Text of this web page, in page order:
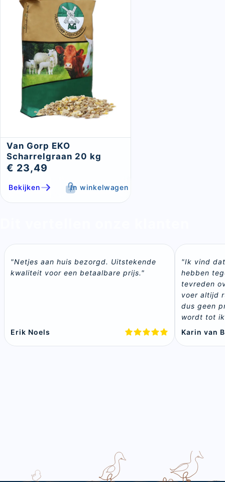
Van Gorp EKO
Scharrelgraan 20 kg
€ 23,49
Bekijken In winkelwagen
"Netjes aan huis bezorgd. Uitstekende
kwaliteit voor een betaalbare prijs."
Erik Noels
"Ik vind
hebben
tevreden
voer altijd
dus geen
wordt tot
Karin van